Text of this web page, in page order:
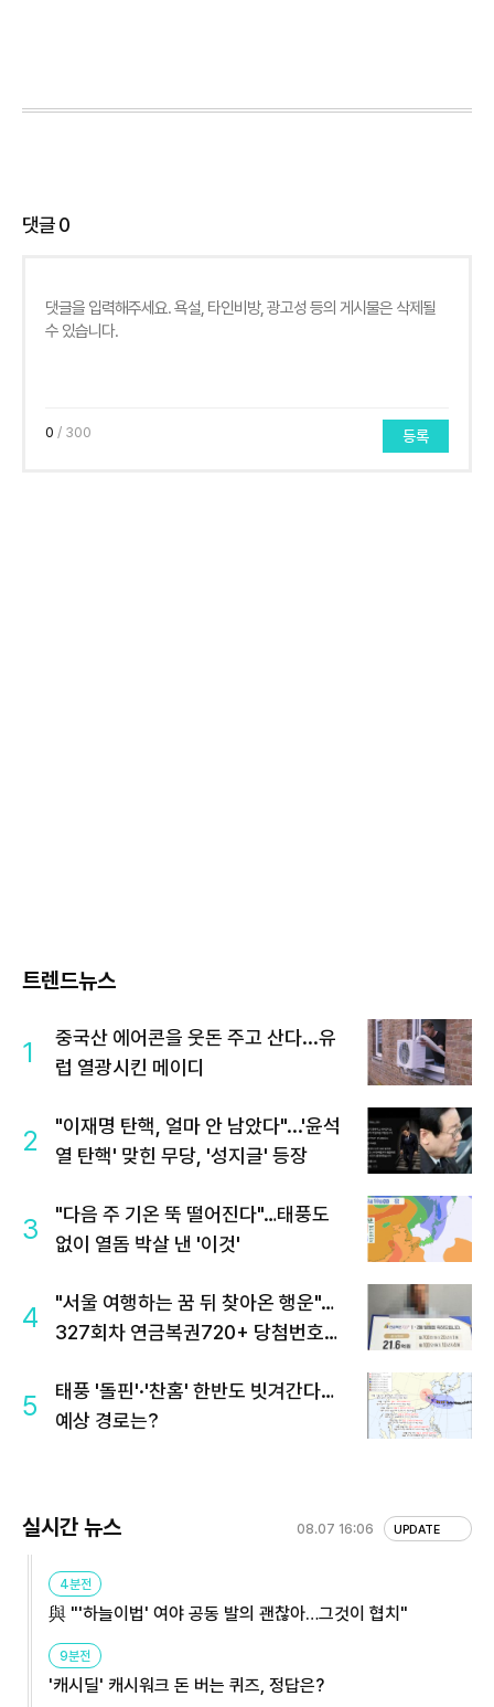
댓글0
0 / 300 등록
트렌드뉴스
1
중국산 에어콘을 웃돈 주고 산다...유
럽 열광시킨 메이디
2
"이재명 탄핵, 얼마 안 남았다"...'윤석
열 탄핵' 맞힌 무당, '성지글' 등장
3
"다음 주 기온 뚝 떨어진다"…태풍도
없이 열돔 박살 낸 '이것'
4
"서울 여행하는 꿈 뒤 찾아온 행운"…
327회차 연금복권720+ 당첨번호조
5
태풍 '돌핀'·'찬홈' 한반도 빗겨간다…
예상 경로는?
실시간 뉴스 08.07 16:06 UPDATE
4분전
與 "'하늘이법' 여야 공동 발의 괜찮아…그것이 협치"
9분전
'캐시딜' 캐시워크 돈 버는 퀴즈, 정답은?